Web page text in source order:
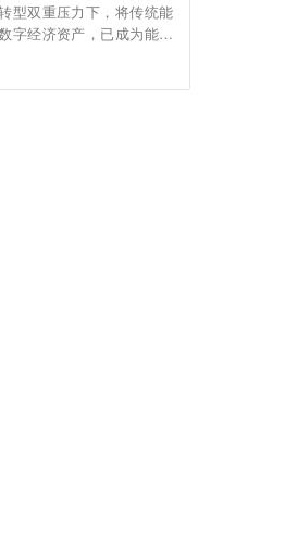
型双重压力下，将传统能
字经济资产，已成为能源
目标